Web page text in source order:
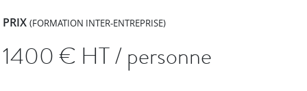
PRIX(FORMATION INTER-ENTREPRISE)
1400€ HT / personne